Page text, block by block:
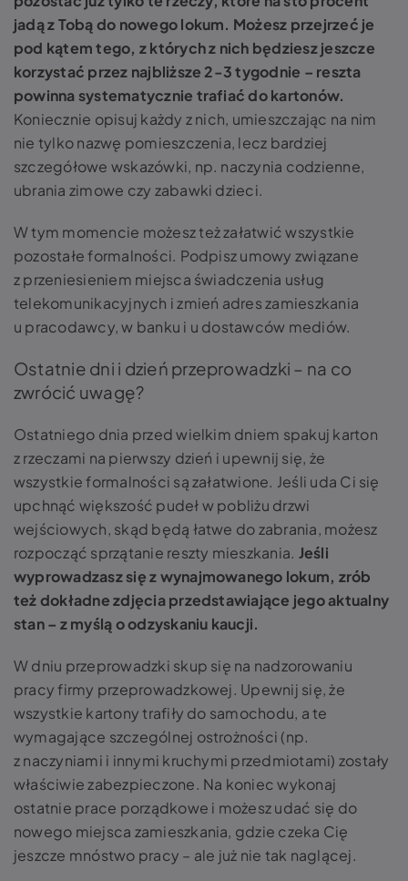
jadą z Tobą do nowego lokum. Możesz przejrzeć je
pod kątem tego, z których z nich będziesz jeszcze
korzystać przez najbliższe 2-3 tygodnie – reszta
powinna systematycznie trafiać do kartonów.
Koniecznie opisuj każdy z nich, umieszczając na nim
nie tylko nazwę pomieszczenia, lecz bardziej
szczegółowe wskazówki, np. naczynia codzienne,
ubrania zimowe czy zabawki dzieci.
W tym momencie możesz też załatwić wszystkie
pozostałe formalności. Podpisz umowy związane
z przeniesieniem miejsca świadczenia usług
telekomunikacyjnych i zmień adres zamieszkania
u pracodawcy, w banku i u dostawców mediów.
Ostatnie dni i dzień przeprowadzki – na co
zwrócić uwagę?
Ostatniego dnia przed wielkim dniem spakuj karton
z rzeczami na pierwszy dzień i upewnij się, że
wszystkie formalności są załatwione. Jeśli uda Ci się
upchnąć większość pudeł w pobliżu drzwi
wejściowych, skąd będą łatwe do zabrania, możesz
rozpocząć sprzątanie reszty mieszkania. Jeśli
wyprowadzasz się z wynajmowanego lokum, zrób
też dokładne zdjęcia przedstawiające jego aktualny
stan – z myślą o odzyskaniu kaucji.
W dniu przeprowadzki skup się na nadzorowaniu
pracy firmy przeprowadzkowej. Upewnij się, że
wszystkie kartony trafiły do samochodu, a te
wymagające szczególnej ostrożności (np.
z naczyniami i innymi kruchymi przedmiotami) zostały
właściwie zabezpieczone. Na koniec wykonaj
ostatnie prace porządkowe i możesz udać się do
nowego miejsca zamieszkania, gdzie czeka Cię
jeszcze mnóstwo pracy – ale już nie tak naglącej.